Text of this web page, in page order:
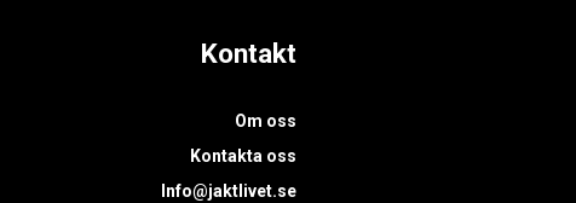
Kontakt
Om oss
Kontakta oss
Info@jaktlivet.se